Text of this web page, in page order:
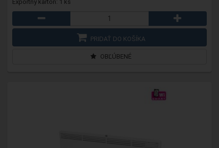
Exportný kartón: 1 ks
PRIDAŤ DO KOŠÍKA
OBĽÚBENÉ